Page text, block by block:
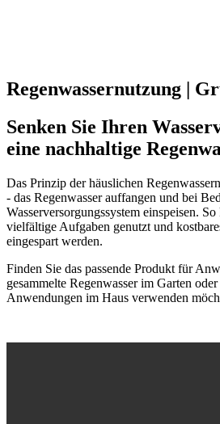
Regenwassernutzung ​|
Senken Sie Ihren
eine nachhaltige
Das Prinzip der häuslichen
- das Regenwasser auffangen und bei
Wasserversorgungssystem einspeisen.
vielfältige Aufgaben genutzt und
eingespart werden.
Finden Sie das passende Produkt für
gesammelte Regenwasser im Garten
Anwendungen im Haus verwenden